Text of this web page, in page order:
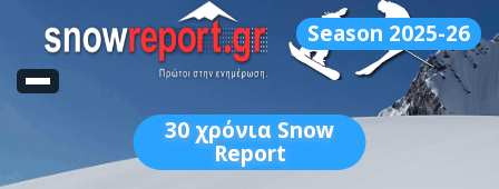
Season 2025-26
30 χρόνια Snow
Report